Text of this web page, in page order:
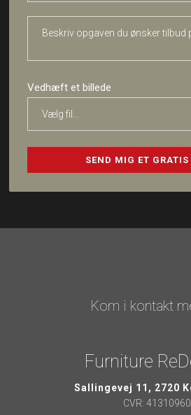
Vedhæft et billede
Kom i kontakt
Furniture
Sallingevej 11, 2720
CVR: 41310960